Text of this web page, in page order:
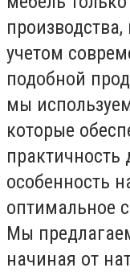
производства,
учетом
подобной
мы
которые
практичность
особенность
оптимальное
Мы
начиная от